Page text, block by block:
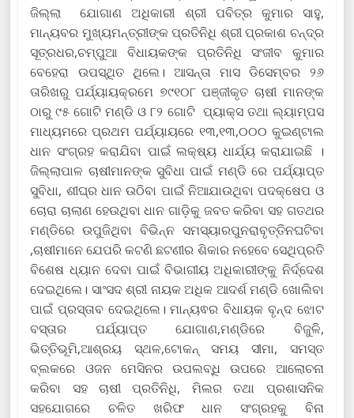
ଜିଲ୍ଲା ଯୋଗାଣ ଅଧିକାରୀ ଶ୍ରୀ ପବିତ୍ର କୁମାର ସାହୁ,
ମାନ୍ୟବର ମୁଖ୍ୟମନ୍ତ୍ରୀଙ୍କ ପ୍ରତିନିଧି ଶ୍ରୀ ପ୍ରକାଶ ଚନ୍ଦ୍ର
ସୂତ୍ରଧର,ଚମ୍ପୁଆ ବିଧାୟକଙ୍କ ପ୍ରତିନିଧି ସଂଜୀବ କୁମାର
ବେହେରା ଉପସ୍ଥିତ ଥିଲେ। ଆସନ୍ତା ମାସ ଡିସେମ୍ବର ୨୬
ତାରିଖରୁ ପର୍ଯ୍ୟାୟକ୍ରମେ ୭୯୧୦୮ ପଞ୍ଜୀକୃତ ଚାଷୀ ମାନଙ୍କ
ଠାରୁ ୯୫ ଗୋଟି ମଣ୍ଡି ଓ ୮୨ ଗୋଟି ପ୍ୟାକ୍ସ ତଥା ଲ୍ୟାମ୍ପସ
ମାଧ୍ୟମରେ ପ୍ରଥମ ପର୍ଯ୍ୟାୟରେ ୧୩,୧୩,୦୦୦ କୁଇଣ୍ଟାଲ
ଧାନ ସଂଗ୍ରହ କରାଯିବା ପାଇଁ ଲକ୍ଷ୍ୟ ଧାର୍ଯ୍ୟ କରାଯାଇଛି ।
ଜିଲ୍ଲାପାଳ ଚାଷୀମାନଙ୍କ ସୁବିଧା ପାଇଁ ମଣ୍ଡି ରେ ପର୍ଯ୍ୟାପ୍ତ
ସୁବିଧା, ଶୀଘ୍ର ଧାନ ଉଠିବା ପାଇଁ ନିଆଯାଉଥିବା ପଦକ୍ଷେପ ଓ
ଚୋରା ଚାଲାଣ ହେଉଥିବା ଧାନ ଗାଡ଼ିକୁ ଜବତ କରିବା ସହ ଗତଥର
ମଣ୍ଡିରେ ଉପୁଜିଥିବା ବିଭିନ୍ନ ସମସ୍ୟାରପୁନରାବୃତ୍ତିନଘଟିବା
,ଚାଷୀମାନେ ଯେପରି କଟଣି ଛଟଣୀର ଶିକାର ନହେବେ ସେଥିପ୍ରତି
ବିଶେଷ ଧ୍ୟାନ ଦେବା ପାଇଁ ବିଭାଗୀୟ ଅଧିକାରୀଙ୍କୁ ନିର୍ଦ୍ଦେଶ
ଦେଇଥିଲେ। ସାଂସଦ ଶ୍ରୀ ନାୟକ ଅଧିକ ଆଦର୍ଶ ମଣ୍ଡି ଖୋଲିବା
ପାଇଁ ପ୍ରସ୍ତାବ ଦେଇଥିଲେ। ମାନ୍ୟଵର ବିଧାୟକ ବୃନ୍ଦ ଝୋଟ
ବସ୍ତାର ପର୍ଯ୍ୟାପ୍ତ ଯୋଗାଣ,ମଣ୍ଡିରେ ବିଜୁଳି,
ଭିତ୍ତିଭୂମି,ଆଶ୍ରୟ ସ୍ଥଳ,ଟୋକନ୍ ସମୟ ସୀମା, ସମସ୍ତ
ବ୍ଲକରେ ଓଜନ ମେସିନର ଉପଲବ୍ଧି ଉପରେ ଆଲୋଚନା
କରିବା ସହ ଚାଷୀ ପ୍ରତିନିଧି, ମିଲର ତଥା ପ୍ରଶାସନିକ
ସହଯୋଗରେ ଚଳିତ ଖରିଫ ଧାନ ସଂଗ୍ରହକୁ ବିନା